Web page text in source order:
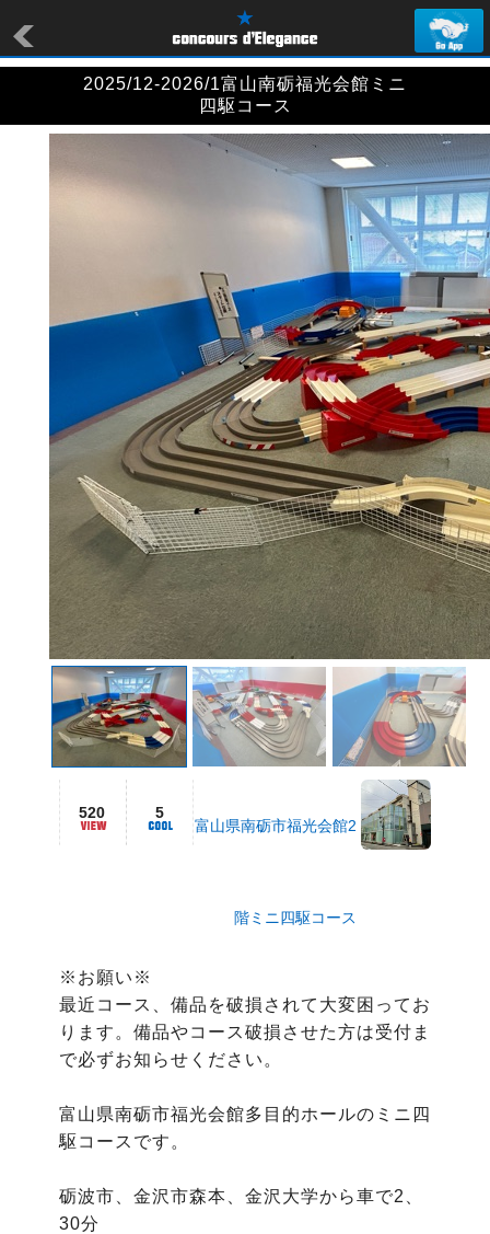
2025/12-2026/1富山南砺福光会館ミニ
四駆コース
520 5
富山県南砺市福光会館2
階ミニ四駆コース
※お願い※
最近コース、備品を破損されて大変困ってお
ります。備品やコース破損させた方は受付ま
で必ずお知らせください。
富山県南砺市福光会館多目的ホールのミニ四
駆コースです。
砺波市、金沢市森本、金沢大学から車で2、
30分